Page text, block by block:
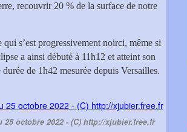
recouvrir 20 % de la surface de notre
s’est progressivement noirci, même si
a ainsi débuté à 11h12 et atteint son
de 1h42 mesurée depuis Versailles.
octobre 2022 - (C) http://xjubier.free.fr